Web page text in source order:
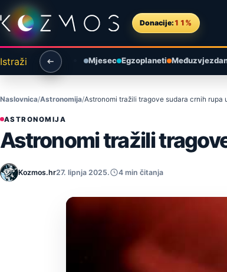
Preskoči na sadržaj
Donacije: 11%
Istraži Mjesec Egzoplaneti
Naslovnica Astronomija Astronomi tražili tragove sudara crnih rupa
ASTRONOMIJA
Astronomi tražili
Kozmos.hr27. lipnja 2025. 4 min čitanja